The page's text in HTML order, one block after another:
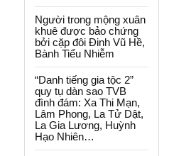
Người trong mộng xuân
khuê được bảo chứng
bởi cặp đôi Đinh Vũ Hề,
Bành Tiểu Nhiễm
“Danh tiếng gia tộc 2”
quy tụ dàn sao TVB
đình đám: Xa Thi Mạn,
Lâm Phong, La Tử Dật,
La Gia Lương, Huỳnh
Hạo Nhiên…